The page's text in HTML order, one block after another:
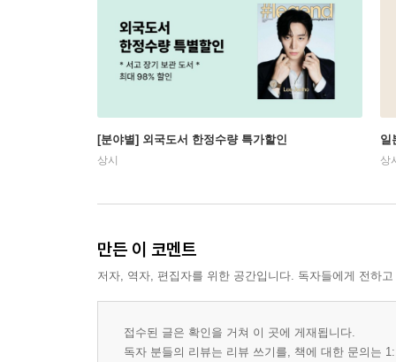
[분야별] 외국도서 한정수량 특가할인
상시
일
상
만든 이 코멘트
저자, 역자, 편집자를 위한 공간입니다. 독자들에게 전하
접수된 글은 확인을 거쳐 이 곳에 게재됩니다.
독자 분들의 리뷰는 리뷰 쓰기를, 책에 대한 문의는